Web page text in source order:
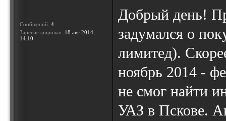
Сообщений: 4
Зарегистрирован: 18 авг 2014,
14:10
Добрый день!
задумался о
лимитед).
ноябрь 2014 -
не смог найти
УАЗ в Пскове.